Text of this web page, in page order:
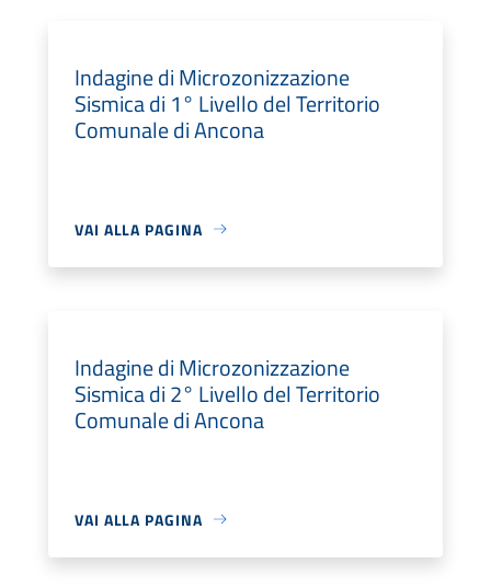
Indagine di Microzonizzazione
Sismica di 1° Livello del Territorio
Comunale di Ancona
VAI ALLA PAGINA
Indagine di Microzonizzazione
Sismica di 2° Livello del Territorio
Comunale di Ancona
VAI ALLA PAGINA